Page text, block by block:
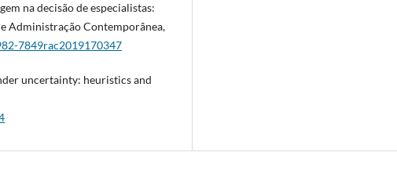
na decisão de especialistas:
Administração Contemporânea,
7849rac2019170347
uncertainty: heuristics and